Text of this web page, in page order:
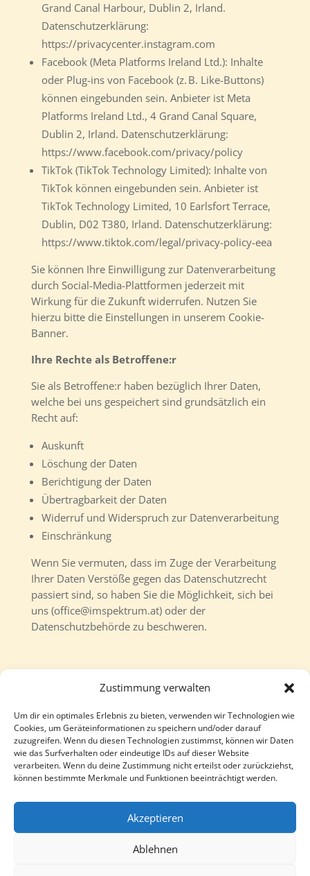
Zustimmung verwalten
Um dir ein optimales Erlebnis zu bieten, verwenden wir Technologien wie
Cookies, um Geräteinformationen zu speichern und/oder darauf
zuzugreifen. Wenn du diesen Technologien zustimmst, können wir Daten
wie das Surfverhalten oder eindeutige IDs auf dieser Website
verarbeiten. Wenn du deine Zustimmung nicht erteilst oder zurückziehst,
können bestimmte Merkmale und Funktionen beeinträchtigt werden.
Akzeptieren
Ablehnen
Grand Canal Harbour, Dublin 2, Irland.
Datenschutzerklärung:
https://privacycenter.instagram.com
Facebook (Meta Platforms Ireland Ltd.): Inhalte
oder Plug-ins von Facebook (z. B. Like-Buttons)
können eingebunden sein. Anbieter ist Meta
Platforms Ireland Ltd., 4 Grand Canal Square,
Dublin 2, Irland. Datenschutzerklärung:
https://www.facebook.com/privacy/policy
TikTok (TikTok Technology Limited): Inhalte von
TikTok können eingebunden sein. Anbieter ist
TikTok Technology Limited, 10 Earlsfort Terrace,
Dublin, D02 T380, Irland. Datenschutzerklärung:
https://www.tiktok.com/legal/privacy-policy-eea
Sie können Ihre Einwilligung zur Datenverarbeitung
durch Social-Media-Plattformen jederzeit mit
Wirkung für die Zukunft widerrufen. Nutzen Sie
hierzu bitte die Einstellungen in unserem Cookie-
Banner.
Ihre Rechte als Betroffene:r
Sie als Betroffene:r haben bezüglich Ihrer Daten,
welche bei uns gespeichert sind grundsätzlich ein
Recht auf:
Auskunft
Löschung der Daten
Berichtigung der Daten
Übertragbarkeit der Daten
Widerruf und Widerspruch zur Datenverarbeitung
Einschränkung
Wenn Sie vermuten, dass im Zuge der Verarbeitung
Ihrer Daten Verstöße gegen das Datenschutzrecht
passiert sind, so haben Sie die Möglichkeit, sich bei
uns (office@imspektrum.at) oder der
Datenschutzbehörde zu beschweren.
Follow Follow